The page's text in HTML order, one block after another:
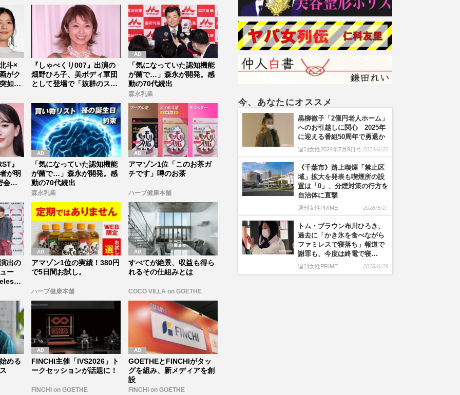
斗×
がク
如中
『しゃべくり007』出演の
畑野ひろ子、美ボディ軍団
として登場で「抜群のスタ
「気になっていた認知機能
が菌で…」森永が開発。感
動の70代続出
森永乳業
』
が明
会報
「気になっていた認知機能
が菌で…」森永が開発。感
動の70代続出
森永乳業
アマゾン1位「このお茶ガ
チです」噂のお茶
ハーブ健康本舗
出の
ー
アマゾン1位の実績！380円
で5日間お試し。
ハーブ健康本舗
すべてが絶景、収益も得ら
れるその仕組みとは
COCO VILLA on GOETHE
める
FINCHI主催「IVS2026」ト
ークセッションが話題に！
FINCHI on GOETHE
GOETHEとFINCHIがタッ
グを組み、新メディアを創
設
FINCHI on GOETHE
今、あなたにオススメ
黒柳徹子「2億円老人ホーム」
へのお引越しに関心 2025年
に迎える番組50周年で勇退か
週刊女性2024年7月9日号 2024/6/25
《千葉市》路上喫煙「禁止区
域」拡大を発表も喫煙所の設
置は「0」、分煙対策の行方を
自治体に直撃
週刊女性PRIME 2026/5/27
トム・ブラウン布川ひろき、
過去に「かき氷を食べながら
ファミレスで寝落ち」報道で
謝罪も、今度は終電で寝…
週刊女性PRIME 2023/6/29